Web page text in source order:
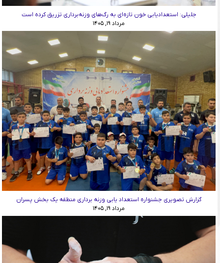
جلیلی: استعدادیابی خون تازه‌ای به رگ‌های وزنه‌برداری تزریق کرده است
مرداد ۱۹, ۱۴۰۵
گزارش تصویری جشنواره استعداد یابی وزنه برداری منطقه یک بخش پسران
مرداد ۱۹, ۱۴۰۵